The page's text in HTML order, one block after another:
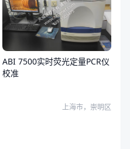
ABI 7500实时荧光定量PCR仪
校准
上海市，崇明区